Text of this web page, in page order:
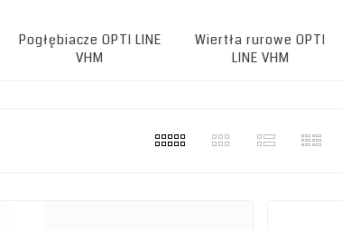
Pogłębiacze OPTI LINE
VHM
Wiertła rurowe OPTI
LINE VHM